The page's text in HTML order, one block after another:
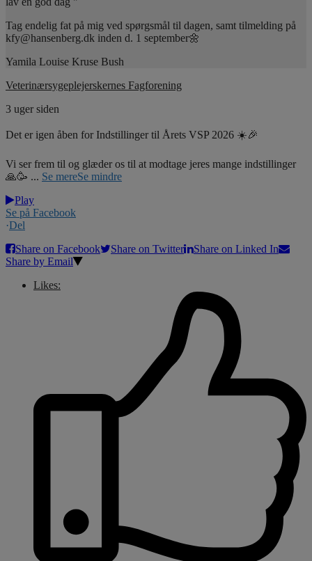
Tag endelig fat på mig ved spørgsmål til dagen, samt tilmelding på
kfy@hansenberg.dk inden d. 1 september🌼
Yamila Louise Kruse Bush
Veterinærsygeplejerskernes Fagforening
3 uger siden
Det er igen åben for Indstillinger til Årets VSP 2026 ☀️🎉
Vi ser frem til og glæder os til at modtage jeres mange indstillinger
🙏🥳 ... Se mereSe mindre
Play
Se på Facebook
·Del
Share on Facebook
Share on Twitter
Share on Linked In
Share by Email
Likes: